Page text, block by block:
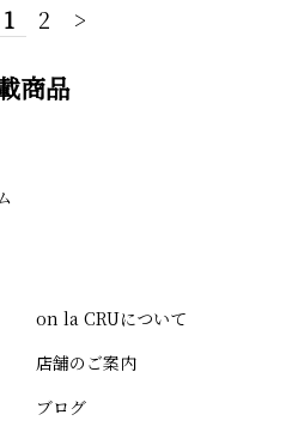
1 2 >
商品
on la CRUについて
店舗のご案内
ブログ